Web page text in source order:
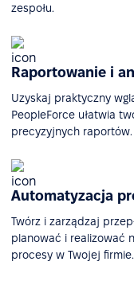
zespołu.
Raportowanie i
Uzyskaj praktyczny
PeopleForce ułatwia
precyzyjnych raportów.
Automatyzacja
Twórz i zarządzaj
planować i realizować
procesy w Twojej firmie.